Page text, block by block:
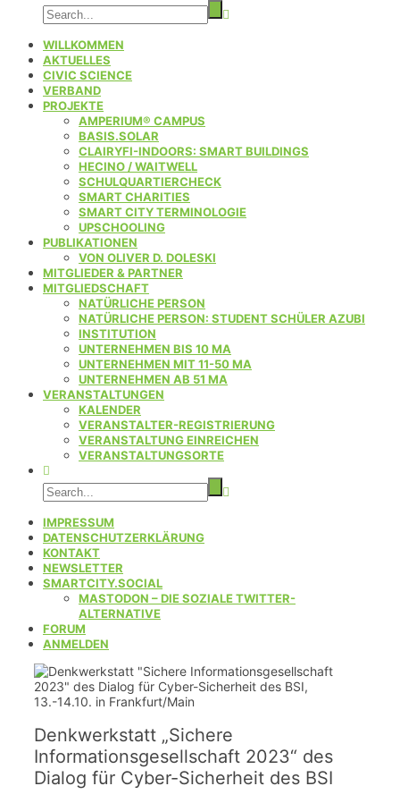
WILLKOMMEN
AKTUELLES
CIVIC SCIENCE
VERBAND
PROJEKTE
AMPERIUM® CAMPUS
BASIS.SOLAR
CLAIRYFI-INDOORS: SMART BUILDINGS
HECINO / WAITWELL
SCHULQUARTIERCHECK
SMART CHARITIES
SMART CITY TERMINOLOGIE
UPSCHOOLING
PUBLIKATIONEN
VON OLIVER D. DOLESKI
MITGLIEDER & PARTNER
MITGLIEDSCHAFT
NATÜRLICHE PERSON
NATÜRLICHE PERSON: STUDENT SCHÜLER AZUBI
INSTITUTION
UNTERNEHMEN BIS 10 MA
UNTERNEHMEN MIT 11-50 MA
UNTERNEHMEN AB 51 MA
VERANSTALTUNGEN
KALENDER
VERANSTALTER-REGISTRIERUNG
VERANSTALTUNG EINREICHEN
VERANSTALTUNGSORTE
IMPRESSUM
DATENSCHUTZERKLÄRUNG
KONTAKT
NEWSLETTER
SMARTCITY.SOCIAL
MASTODON – DIE SOZIALE TWITTER-
ALTERNATIVE
FORUM
ANMELDEN
Denkwerkstatt „Sichere
Informationsgesellschaft 2023“ des
Dialog für Cyber-Sicherheit des BSI